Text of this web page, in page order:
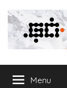
contenu
Club
Menu